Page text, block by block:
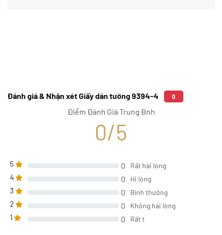
Đánh giá & Nhận xét Giấy dán tường 9394-4 0
Điểm Đánh Giá Trung Bnh
0/5
5 0 Rất hài lòng
4 0 Hi lòng
3 0 Bình thường
2 0 Không hài lòng
1 0 Rất t